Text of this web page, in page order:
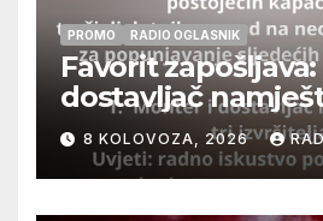
PROMO RADIO OGLASNIK
Favorit
dostavljač
izvršitelja
8 KOLOVOZA, 2026